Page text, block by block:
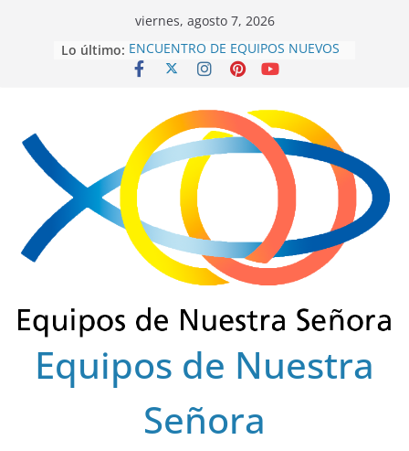
viernes, agosto 7, 2026
Lo último: ENCUENTRO DE EQUIPOS NUEVOS
SECTOR FLORENCIA
ENSCOLSUR.
COLEGIO REGIONAL FINAL 2025
EUCARISTÍA DE FRATERNIDAD
OCTUBRE 2025
Equipos de Nuestra
Señora